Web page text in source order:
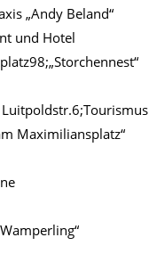
„Andy Beland“
und Hotel
Luitpoldstr.6;Tourismus
Maximiliansplatz“